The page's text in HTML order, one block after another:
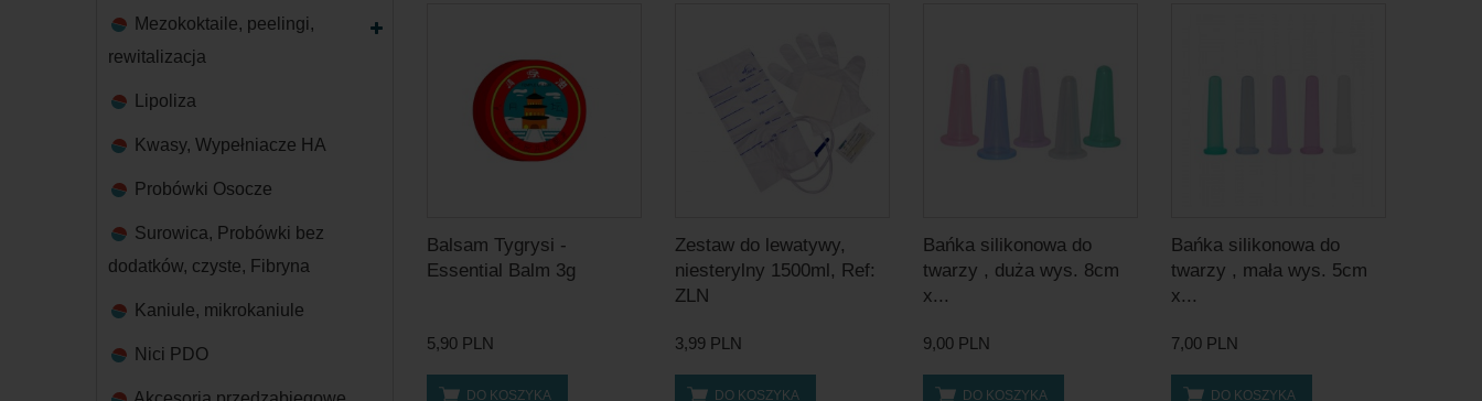
Mezokoktaile, peelingi,
rewitalizacja
Lipoliza
Kwasy, Wypełniacze HA
Probówki Osocze
Surowica, Probówki bez
dodatków, czyste, Fibryna
Kaniule, mikrokaniule
Nici PDO
Balsam Tygrysi -
Essential Balm 3g
5,90 PLN
DO KOSZYKA
Zestaw do lewatywy,
niesterylny 1500ml, Ref:
ZLN
3,99 PLN
DO KOSZYKA
Bańka silikonowa do
twarzy , duża wys. 8cm
x...
9,00 PLN
DO KOSZYKA
Bańka silikonowa do
twarzy , mała wys. 5cm
x...
7,00 PLN
DO KOSZYKA